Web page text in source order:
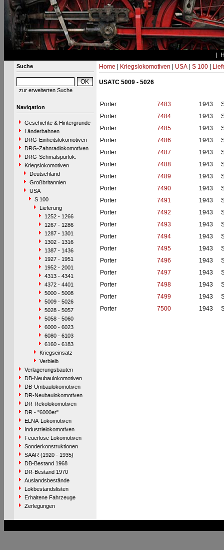
Suche
zur erweiterten Suche
Navigation
Geschichte & Hintergründe
Länderbahnen
DRG-Einheitslokomotiven
DRG-Zahnradlokomotiven
DRG-Schmalspurlok.
Kriegslokomotiven
Deutschland
Großbritannien
USA
S 100
Lieferung
1252 - 1266
1267 - 1286
1287 - 1301
1302 - 1316
1387 - 1436
1927 - 1951
1952 - 2001
4313 - 4341
4372 - 4401
5000 - 5008
5009 - 5026
5028 - 5057
5058 - 5060
6000 - 6023
6080 - 6103
6160 - 6183
Kriegseinsatz
Verbleib
Verlagerungsbauten
DB-Neubaulokomotiven
DB-Umbaulokomotiven
DR-Neubaulokomotiven
DR-Rekolokomotiven
DR - "6000er"
ELNA-Lokomotiven
Industrielokomotiven
Feuerlose Lokomotiven
Sonderkonstruktionen
SAAR (1920 - 1935)
DB-Bestand 1968
DR-Bestand 1970
Auslandsbestände
Lokbestandslisten
Erhaltene Fahrzeuge
Zerlegungen
Home Kriegslokomotiven USA| S 100|
USATC 5009 - 5026
Porter 7483 1943
Porter
7484 1943
Porter
7485 1943
Porter
7486 1943
Porter
7487 1943
Porter
7488 1943
Porter
7489 1943
Porter
7490 1943
Porter
7491 1943
Porter
7492 1943
Porter
7493 1943
Porter
7494 1943
Porter
7495 1943
Porter
7496 1943
Porter
7497 1943
Porter
7498 1943
Porter
7499 1943
Porter
7500 1943